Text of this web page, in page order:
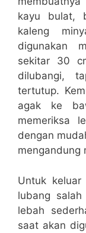
kayu bulat,
kaleng
digunakan
sekitar 30
dilubangi,
tertutup.
agak ke
memeriksa
dengan
mengandung
Untuk
lubang
lebah
saat akan